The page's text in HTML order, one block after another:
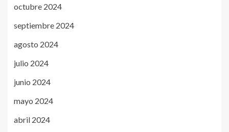
octubre 2024
septiembre 2024
agosto 2024
julio 2024
junio 2024
mayo 2024
abril 2024